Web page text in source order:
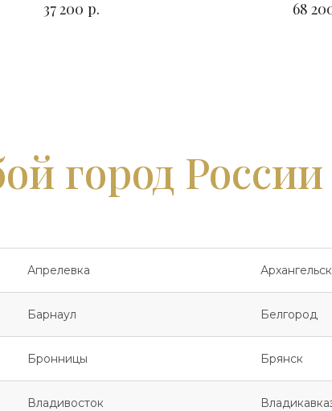
на выбор
37 200 р.
на
68
город России
Апрелевка Архангельск
Барнаул Белгород
Бронницы Брянск
Владивосток